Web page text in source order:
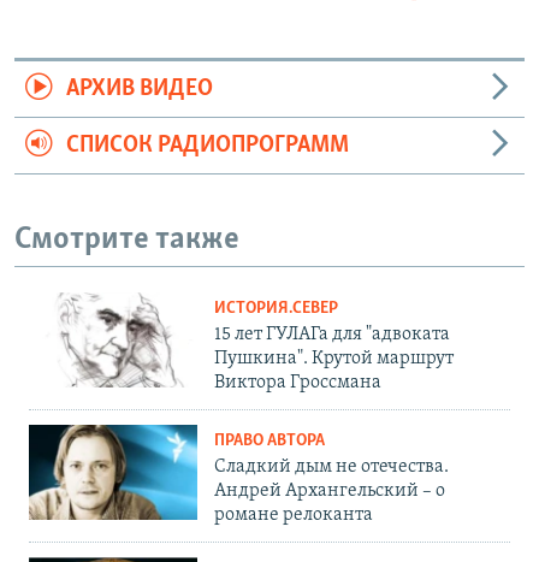
АРХИВ ВИДЕО
СПИСОК РАДИОПРОГРАММ
Смотрите также
ИСТОРИЯ.СЕВЕР
15 лет ГУЛАГа для "адвоката
Пушкина". Крутой маршрут
Виктора Гроссмана
ПРАВО АВТОРА
Сладкий дым не отечества.
Андрей Архангельский – о
романе релоканта